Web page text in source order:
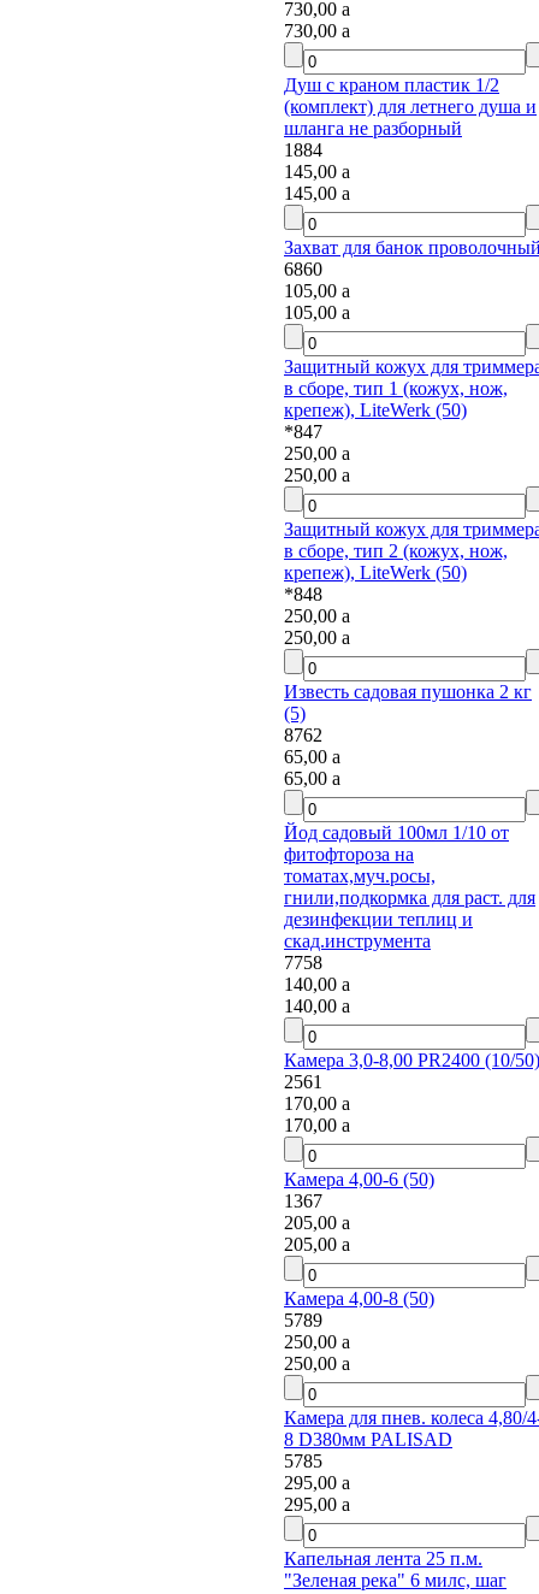
730,00a
730,00a
Душ с краном пластик 1/2
(комплект) для летнего душа и
шланга не разборный
1884
145,00a
145,00a
Захват для банок проволочный
6860
105,00a
105,00a
Защитный кожух для триммера
в сборе, тип 1 (кожух, нож,
крепеж), LiteWerk (50)
*847
250,00a
250,00a
Защитный кожух для триммера
в сборе, тип 2 (кожух, нож,
крепеж), LiteWerk (50)
*848
250,00a
250,00a
Известь садовая пушонка 2 кг
(5)
8762
65,00a
65,00a
Йод садовый 100мл 1/10 от
фитофтороза на
томатах,муч.росы,
гнили,подкормка для раст. для
дезинфекции теплиц и
скад.инструмента
7758
140,00a
140,00a
Камера 3,0-8,00 PR2400 (10/50)
2561
170,00a
170,00a
Камера 4,00-6 (50)
1367
205,00a
205,00a
Камера 4,00-8 (50)
5789
250,00a
250,00a
Камера для пнев. колеса 4,80/4-
8 D380мм PALISAD
5785
295,00a
295,00a
Капельная лента 25 п.м.
"Зеленая река" 6 милс, шаг